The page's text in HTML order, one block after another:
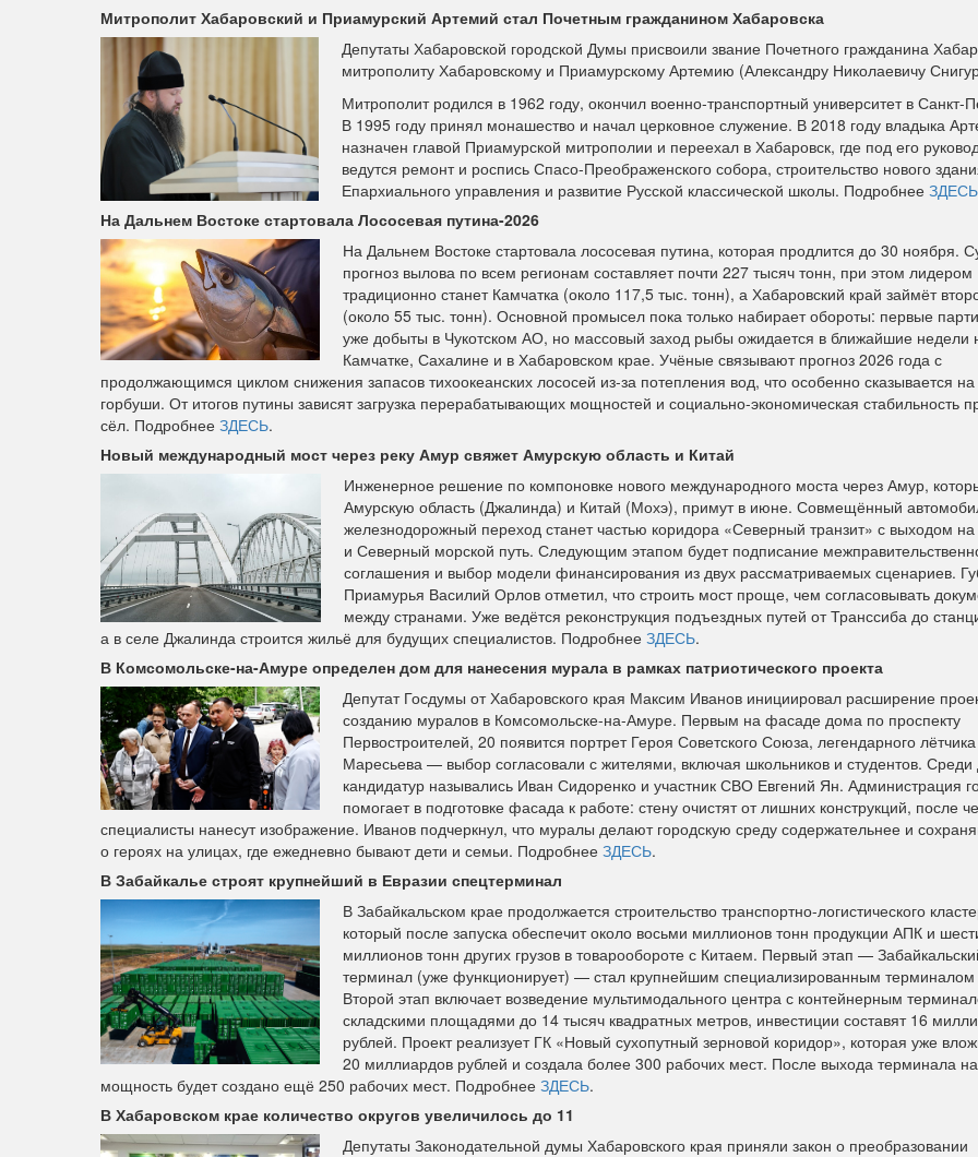
Митрополит Хабаровский и Приамурский Артемий стал Почетным гражданином Хабаровска
Депутаты Хабаровской городской Думы присвоили звание Почетного гражданина
митрополиту Хабаровскому и Приамурскому Артемию (Александру Николаевичу
Митрополит родился в 1962 году, окончил военно-транспортный университет в Санкт-
В 1995 году принял монашество и начал церковное служение. В 2018 году владыка
назначен главой Приамурской митрополии и переехал в Хабаровск, где под его
ведутся ремонт и роспись Спасо-Преображенского собора, строительство нового
Епархиального управления и развитие Русской классической школы. Подробнее ЗДЕСЬ
На Дальнем Востоке стартовала Лососевая путина-2026
На Дальнем Востоке стартовала лососевая путина, которая продлится до 30 ноября.
прогноз вылова по всем регионам составляет почти 227 тысяч тонн, при этом лидером
традиционно станет Камчатка (около 117,5 тыс. тонн), а Хабаровский край займёт
(около 55 тыс. тонн). Основной промысел пока только набирает обороты: первые
уже добыты в Чукотском АО, но массовый заход рыбы ожидается в ближайшие недели
Камчатке, Сахалине и в Хабаровском крае. Учёные связывают прогноз 2026 года с
продолжающимся циклом снижения запасов тихоокеанских лососей из-за потепления вод, что особенно сказывается
горбуши. От итогов путины зависят загрузка перерабатывающих мощностей и социально-экономическая стабильность
сёл. Подробнее ЗДЕСЬ.
Новый международный мост через реку Амур свяжет Амурскую область и Китай
Инженерное решение по компоновке нового международного моста через Амур,
Амурскую область (Джалинда) и Китай (Мохэ), примут в июне. Совмещённый
железнодорожный переход станет частью коридора «Северный транзит» с выходом
и Северный морской путь. Следующим этапом будет подписание
соглашения и выбор модели финансирования из двух рассматриваемых сценариев.
Приамурья Василий Орлов отметил, что строить мост проще, чем согласовывать
между странами. Уже ведётся реконструкция подъездных путей от Транссиба до
а в селе Джалинда строится жильё для будущих специалистов. Подробнее ЗДЕСЬ.
В Комсомольске-на-Амуре определен дом для нанесения мурала в рамках патриотического проекта
Депутат Госдумы от Хабаровского края Максим Иванов инициировал расширение
созданию муралов в Комсомольске-на-Амуре. Первым на фасаде дома по проспекту
Первостроителей, 20 появится портрет Героя Советского Союза, легендарного
Маресьева — выбор согласовали с жителями, включая школьников и студентов. Среди
кандидатур назывались Иван Сидоренко и участник СВО Евгений Ян. Администрация
помогает в подготовке фасада к работе: стену очистят от лишних конструкций, после
специалисты нанесут изображение. Иванов подчеркнул, что муралы делают городскую среду содержательнее и
о героях на улицах, где ежедневно бывают дети и семьи. Подробнее ЗДЕСЬ.
В Забайкалье строят крупнейший в Евразии спецтерминал
В Забайкальском крае продолжается строительство транспортно-логистического
который после запуска обеспечит около восьми миллионов тонн продукции АПК и
миллионов тонн других грузов в товарообороте с Китаем. Первый этап —
терминал (уже функционирует) — стал крупнейшим специализированным терминалом
Второй этап включает возведение мультимодального центра с контейнерным
складскими площадями до 14 тысяч квадратных метров, инвестиции составят 16
рублей. Проект реализует ГК «Новый сухопутный зерновой коридор», которая уже
20 миллиардов рублей и создала более 300 рабочих мест. После выхода терминала
мощность будет создано ещё 250 рабочих мест. Подробнее ЗДЕСЬ.
В Хабаровском крае количество округов увеличилось до 11
Депутаты Законодательной думы Хабаровского края приняли закон о преобразовании